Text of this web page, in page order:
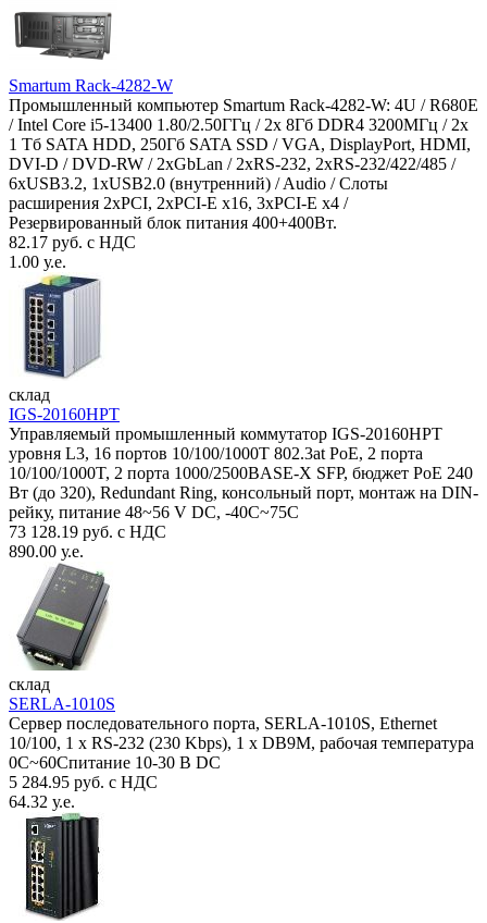
Smartum Rack-4282-W
Промышленный компьютер Smartum Rack-4282-W: 4U / R680E
/ Intel Core i5-13400 1.80/2.50ГГц / 2x 8Гб DDR4 3200МГц / 2x
1 Тб SATA HDD, 250Гб SATA SSD / VGA, DisplayPort, HDMI,
DVI-D / DVD-RW / 2xGbLan / 2xRS-232, 2xRS-232/422/485 /
6xUSB3.2, 1xUSB2.0 (внутренний) / Audio / Слоты
расширения 2xPCI, 2xPCI-E x16, 3xPCI-E x4 /
Резервированный блок питания 400+400Вт.
82.17 руб. с НДС
1.00 у.е.
склад
IGS-20160HPT
Управляемый промышленный коммутатор IGS-20160HPT
уровня L3, 16 портов 10/100/1000T 802.3at PoE, 2 порта
10/100/1000T, 2 порта 1000/2500BASE-X SFP, бюджет PoE 240
Вт (до 320), Redundant Ring, консольный порт, монтаж на DIN-
рейку, питание 48~56 V DC, -40С~75C
73 128.19 руб. с НДС
890.00 у.е.
склад
SERLA-1010S
Сервер последовательного порта, SERLA-1010S, Ethernet
10/100, 1 x RS-232 (230 Kbps), 1 x DB9M, рабочая температура
0C~60Спитание 10-30 В DC
5 284.95 руб. с НДС
64.32 у.е.